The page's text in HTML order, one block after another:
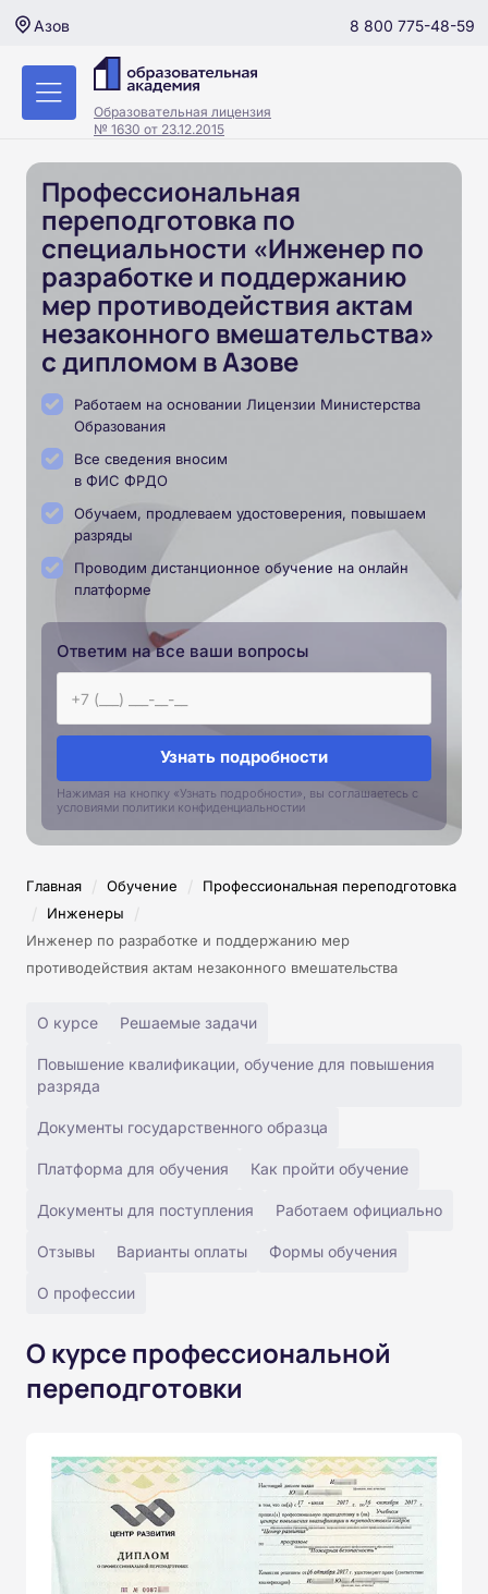
Азов 8 800 775-48-59
Образовательная лицензия
№ 1630 от 23.12.2015
Профессиональная
переподготовка по
специальности «Инженер по
разработке и поддержанию
мер противодействия актам
незаконного вмешательства»
с дипломом в Азове
Работаем на основании Лицензии Министерства
Образования
Все сведения вносим
в ФИС ФРДО
Обучаем, продлеваем удостоверения, повышаем
разряды
Проводим дистанционное обучение на онлайн
платформе
Ответим на все ваши вопросы
Узнать подробности
Нажимая на кнопку «Узнать подробности», вы соглашаетесь с
условиями политики конфиденциальностии
Главная / Обучение / Профессиональная переподготовка
/ Инженеры /
Инженер по разработке и поддержанию мер
противодействия актам незаконного вмешательства
О курсе Решаемые задачи
Повышение квалификации, обучение для повышения
разряда
Документы государственного образца
Платформа для обучения Как пройти обучение
Документы для поступления Работаем официально
Отзывы Варианты оплаты Формы обучения
О профессии
О курсе профессиональной
переподготовки